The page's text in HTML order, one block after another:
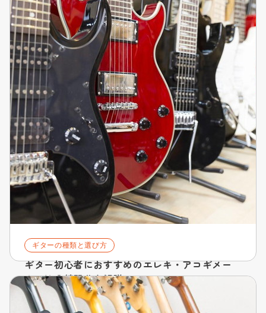
詳細を見る
ギターの種類と選び方
ギター初心者におすすめのエレキ・アコギメー
カーは？練習曲も解説
2024.10.17